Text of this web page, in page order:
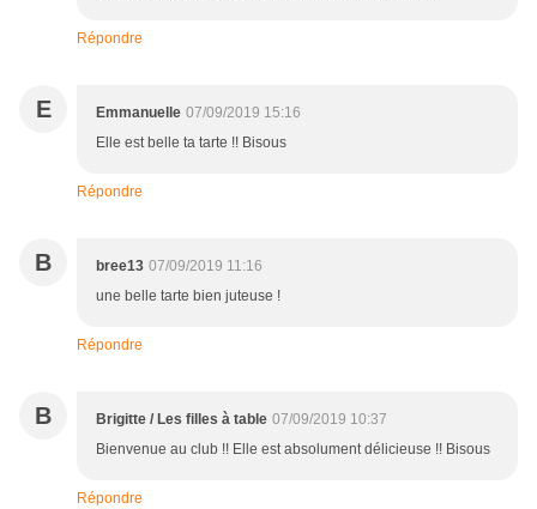
Répondre
E Emmanuelle 07/09/2019 15:16
Elle est belle ta tarte !! Bisous
Répondre
B bree13 07/09/2019 11:16
une belle tarte bien juteuse !
Répondre
B Brigitte / Les filles à table 07/09/2019 10:37
Bienvenue au club !! Elle est absolument délicieuse !! Bisous
Répondre